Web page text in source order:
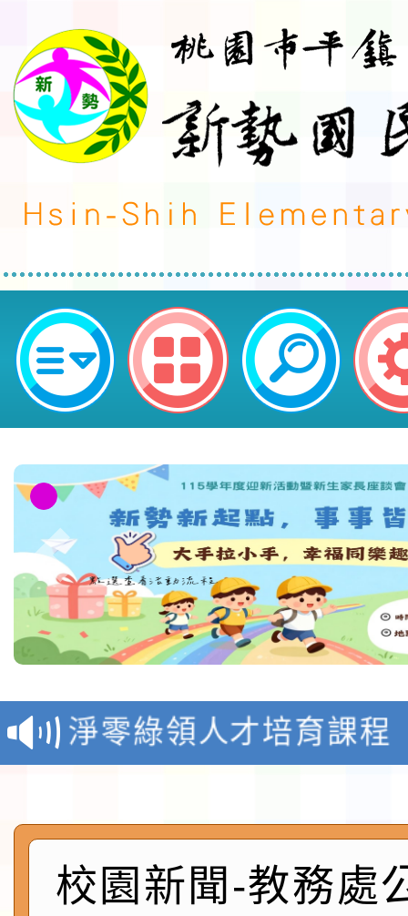
國立科學工藝博物館將辦理之【博
AI應用】教師研習活動簡章-桃園
民小學
教育部校安中心白海豚
報
淨零綠領人才培育課程
檢送桃園市115學年度
及師生本土語及新住民
實施要點各1份
115年食農教育專業人
程
函轉國家通訊傳播委員
校園新聞-教務處